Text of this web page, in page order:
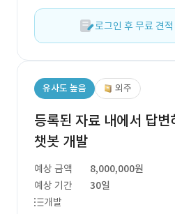
로그인 후 무료 견
유사도 높음 외주
등록된 자료 내에서 답
챗봇 개발
예상 금액
8,000,000원
예상 기간
30일
개발